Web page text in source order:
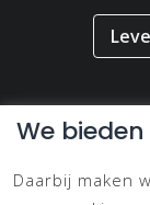
Alle rechten
We
Daarbij maken